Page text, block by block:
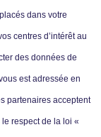
dans votre
centres d’intérêt au
des données de
est adressée en
partenaires acceptent
respect de la loi «